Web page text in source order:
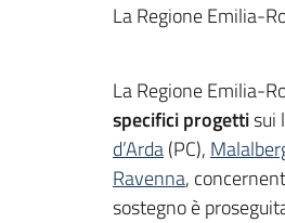
La Regione Emilia-
La Regione Emilia-
specifici progettisui
d’Arda(PC),
Ravenna,
sostegno è